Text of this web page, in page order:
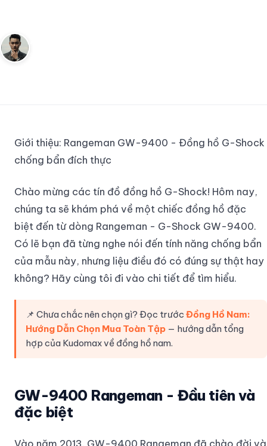
Giới thiệu: Rangeman GW-9400 - Đồng hồ G-Shock
chống bẩn đích thực
Chào mừng các tín đồ đồng hồ G-Shock! Hôm nay,
chúng ta sẽ khám phá về một chiếc đồng hồ đặc
biệt đến từ dòng Rangeman - G-Shock GW-9400.
Có lẽ bạn đã từng nghe nói đến tính năng chống bẩn
của mẫu này, nhưng liệu điều đó có đúng sự thật hay
không? Hãy cùng tôi đi vào chi tiết để tìm hiểu.
📌 Chưa chắc nên chọn gì? Đọc trước Đồng Hồ Nam:
Hướng Dẫn Chọn Mua Toàn Tập — hướng dẫn tổng
hợp của Kudomax về đồng hồ nam.
GW-9400 Rangeman - Đầu tiên và
đặc biệt
Vào năm 2013, GW-9400 Rangeman đã chào đời và